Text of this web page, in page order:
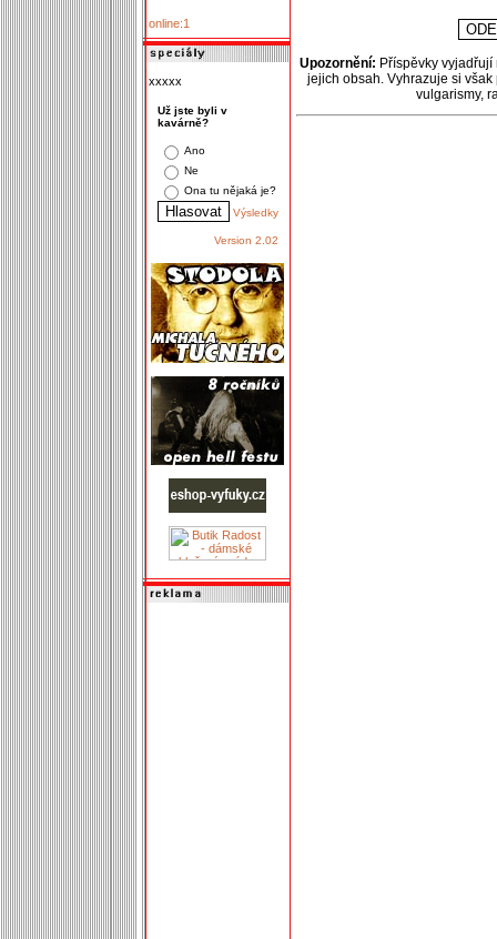
online:1
xxxxx
Už jste byli v
kavárně?
Ano
Ne
Ona tu nějaká je?
Výsledky
Version 2.02
Upozornění: Příspěvky
jejich obsah. Vyhrazuje si
vulgarismy,